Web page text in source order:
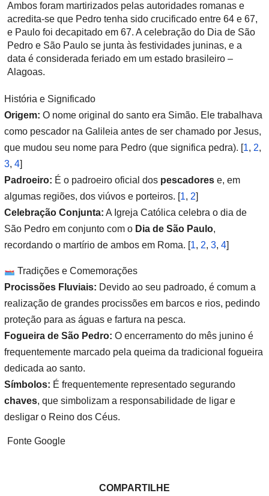
Ambos foram martirizados pelas autoridades romanas e
acredita-se que Pedro tenha sido crucificado entre 64 e 67,
e Paulo foi decapitado em 67. A celebração do Dia de São
Pedro e São Paulo se junta às festividades juninas, e a
data é considerada feriado em um estado brasileiro –
Alagoas.
História e Significado
Origem: O nome original do santo era Simão. Ele trabalhava
como pescador na Galileia antes de ser chamado por Jesus,
que mudou seu nome para Pedro (que significa pedra). [1, 2,
3, 4]
Padroeiro: É o padroeiro oficial dos pescadores e, em
algumas regiões, dos viúvos e porteiros. [1, 2]
Celebração Conjunta: A Igreja Católica celebra o dia de
São Pedro em conjunto com o Dia de São Paulo,
recordando o martírio de ambos em Roma. [1, 2, 3, 4]
Tradições e Comemorações
Procissões Fluviais: Devido ao seu padroado, é comum a
realização de grandes procissões em barcos e rios, pedindo
proteção para as águas e fartura na pesca.
Fogueira de São Pedro: O encerramento do mês junino é
frequentemente marcado pela queima da tradicional fogueira
dedicada ao santo.
Símbolos: É frequentemente representado segurando
chaves, que simbolizam a responsabilidade de ligar e
desligar o Reino dos Céus.
Fonte Google
COMPARTILHE